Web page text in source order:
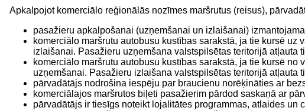
Apkalpojot komerciālo reģionālās nozīmes maršrutus (reisus),
pasažieru apkalpošanai (uzņemšanai un izlaišanai)
komerciālo maršrutu autobusu kustības sarakstā, ja tie kursē
izlaišanai. Pasažieru uzņemšana valstspilsētas teritorijā atļauta
komerciālo maršrutu autobusu kustības sarakstā, ja tie kursē
uzņemšanai. Pasažieru izlaišana valstspilsētas teritorijā atļauta
pārvadātājs nodrošina iespēju par braucienu norēķināties ar
komerciālajos maršrutos biļeti pasažierim pārdod saskaņā ar
pārvadātājs ir tiesīgs noteikt lojalitātes programmas, atlaides un